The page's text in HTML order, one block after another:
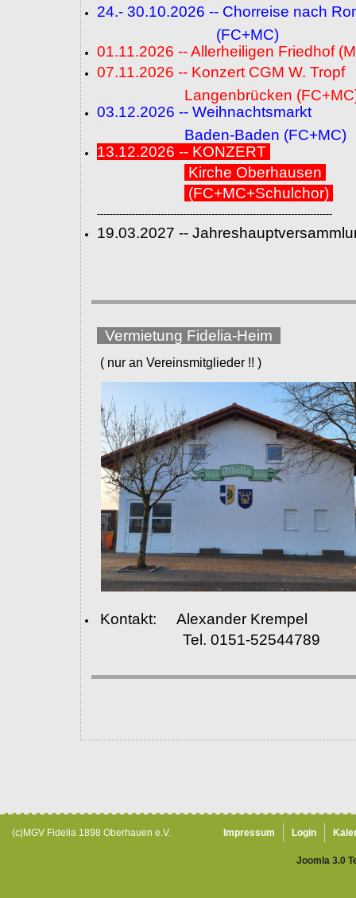
24.- 30.10.2026 -- Chorreise nach
(FC+MC)
01.11.2026 -- Allerheiligen Friedhof
07.11.2026 -- Konzert CGM W. Tropf
Langenbrücken
03.12.2026 -- Weihnachtsmarkt
Baden-Baden (FC+MC)
13.12.2026 -- KONZERT
Kirche Oberhausen
(FC+MC+Schulchor)
--------------------------------------------------------------------------
19.03.2027 --
Vermietung Fidelia-Heim
( nur an Vereinsmitglieder !! )
Kontakt: Alexander Krempel
Tel. 0151-52544789
(c)MGV Fidelia 1898 Oberhauen e.V. Impressum Login
Joomla 3.0